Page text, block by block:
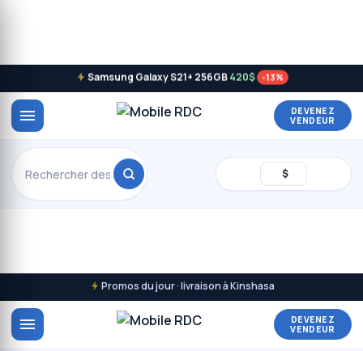
Samsung Galaxy S21+ 256GB 420$ -13%
DEVENEZ
VENDEUR
$
Promos du jour · livraison à Kinshasa
DEVENEZ
VENDEUR